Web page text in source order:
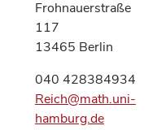
Frohnauerstraße
117
13465 Berlin
040 428384934
Reich@math.uni-
hamburg.de